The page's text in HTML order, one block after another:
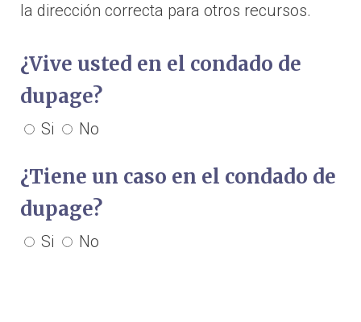
la dirección correcta para otros recursos.
¿Vive usted en el condado de
dupage?
Si No
¿Tiene un caso en el condado de
dupage?
Si No